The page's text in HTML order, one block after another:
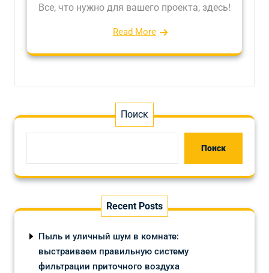
Все, что нужно для вашего проекта, здесь!
Read More
Поиск
Поиск
Recent Posts
Пыль и уличный шум в комнате:
выстраиваем правильную систему
фильтрации приточного воздуха